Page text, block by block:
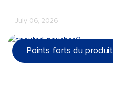
July 06, 2026
Points forts du produit